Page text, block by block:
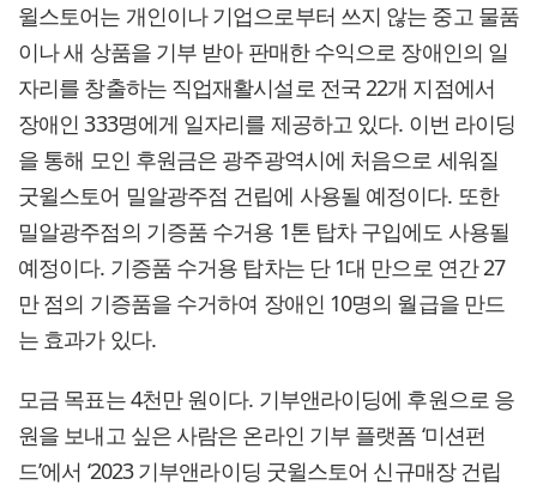
윌스토어는 개인이나 기업으로부터 쓰지 않는 중고 물품
이나 새 상품을 기부 받아 판매한 수익으로 장애인의 일
자리를 창출하는 직업재활시설로 전국 22개 지점에서
장애인 333명에게 일자리를 제공하고 있다. 이번 라이딩
을 통해 모인 후원금은 광주광역시에 처음으로 세워질
굿윌스토어 밀알광주점 건립에 사용될 예정이다. 또한
밀알광주점의 기증품 수거용 1톤 탑차 구입에도 사용될
예정이다. 기증품 수거용 탑차는 단 1대 만으로 연간 27
만 점의 기증품을 수거하여 장애인 10명의 월급을 만드
는 효과가 있다.
모금 목표는 4천만 원이다. 기부앤라이딩에 후원으로 응
원을 보내고 싶은 사람은 온라인 기부 플랫폼 ‘미션펀
드’에서 ‘2023 기부앤라이딩 굿윌스토어 신규매장 건립